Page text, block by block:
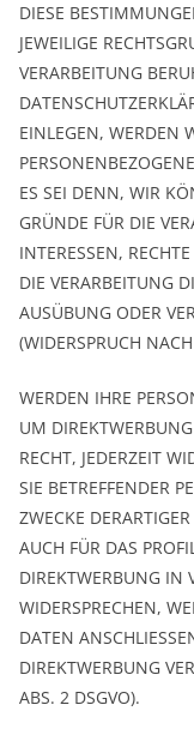
DIESE
JEWEILIGE
VERARBEITUNG
EINLEGEN, WERDEN
ES SEI DENN, WIR
GRÜNDE FÜR DIE
INTERESSEN,
DIE VERARBEITUNG
AUSÜBUNG ODER
(WIDERSPRUCH
WERDEN IHRE
UM
RECHT, JEDERZEIT
SIE BETREFFENDER
ZWECKE
AUCH FÜR DAS
DIREKTWERBUNG IN
WIDERSPRECHEN,
DATEN
DIREKTWERBUNG
ABS. 2 DSGVO).